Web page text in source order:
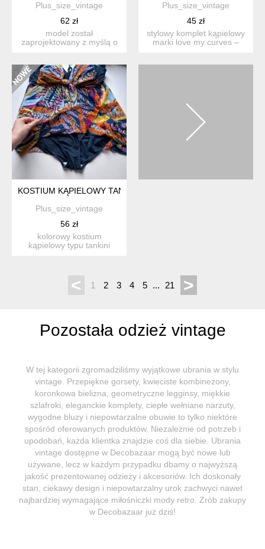
Plus_size_vintage
62 zł
model został
zaprojektowany z myślą o
Plus_size_vintage
45 zł
stylowy komplet kąpielowy
marki love my curves –
KOSTIUM KĄPIELOWY TANKINI VANTDO 3XL 4XL KOLOROWY
Plus_size_vintage
56 zł
kolorowy kostium
kąpielowy typu tankini
< 1 2 3 4 5 ... 21 >
Pozostała odzież vintage
W tej kategorii zgromadziliśmy wyjątkowe ubrania w stylu
vintage. Przepiękne gorsety, kwieciste kombinezony,
koronkowa bielizna, geometryczne legginsy, miękkie
szlafroki, eleganckie komplety, ciepłe wełniane narzuty,
wygodne bluzy i niepowtarzalne obuwie to tylko niektóre
spośród oferowanych produktów. Niezależnie od potrzeb i
upodobań, każda klientka znajdzie coś dla siebie. Ubrania
vintage dostępne w Decobazaar mogą być nowe lub
używane, lecz w każdym przypadku dbamy o najwyższą
jakość prezentowanej odzieży i akcesoriów. Ich doskonały
stan, ciekawy design i niepowtarzalny urok zachwyci nawet
najbardziej wymagające miłośniczki mody retro. Zrób zakupy
w Decobazaar już dziś!